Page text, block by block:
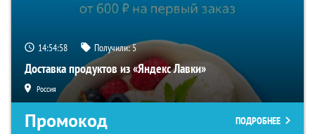
14:54:58 Получили:5
Доставка продуктов из «Яндекс Лавки»
Россия
Промокод ПОДРОБНЕЕ